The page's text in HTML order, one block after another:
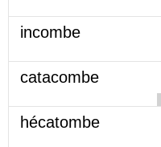
incombe
catacombe
hécatombe